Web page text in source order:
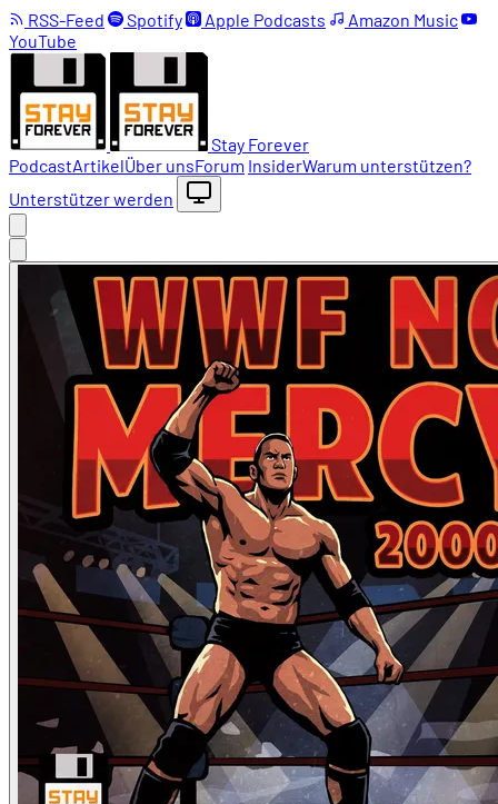
RSS-Feed Spotify Apple Podcasts
Amazon Music
YouTube
Stay Forever
PodcastArtikelÜber unsForum InsiderWarum unterstützen?
Unterstützer werden